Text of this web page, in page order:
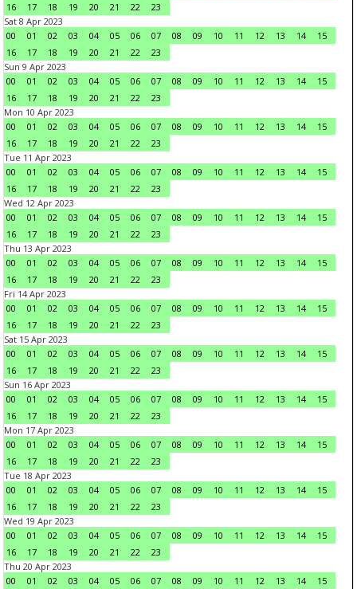
16
17 18 19 20 21 22
23
Sat 8 Apr 2023
00
01 02 03 04 05 06 07 08 09 10 11 12 13 14
15
16
17 18 19 20 21 22
23
Sun 9 Apr 2023
00
01 02 03 04 05 06 07 08 09 10 11 12 13 14
15
16
17 18 19 20 21 22
23
Mon 10 Apr 2023
00
01 02 03 04 05 06 07 08 09 10 11 12 13 14
15
16
17 18 19 20 21 22
23
Tue 11 Apr 2023
00
01 02 03 04 05 06 07 08 09 10 11 12 13 14
15
16
17 18 19 20 21 22
23
Wed 12 Apr 2023
00
01 02 03 04 05 06 07 08 09 10 11 12 13 14
15
16
17 18 19 20 21 22
23
Thu 13 Apr 2023
00
01 02 03 04 05 06 07 08 09 10 11 12 13 14
15
16
17 18 19 20 21 22
23
Fri 14 Apr 2023
00
01 02 03 04 05 06 07 08 09 10 11 12 13 14
15
16
17 18 19 20 21 22
23
Sat 15 Apr 2023
00
01 02 03 04 05 06 07 08 09 10 11 12 13 14
15
16
17 18 19 20 21 22
23
Sun 16 Apr 2023
00
01 02 03 04 05 06 07 08 09 10 11 12 13 14
15
16
17 18 19 20 21 22
23
Mon 17 Apr 2023
00
01 02 03 04 05 06 07 08 09 10 11 12 13 14
15
16
17 18 19 20 21 22
23
Tue 18 Apr 2023
00
01 02 03 04 05 06 07 08 09 10 11 12 13 14
15
16
17 18 19 20 21 22
23
Wed 19 Apr 2023
00
01 02 03 04 05 06 07 08 09 10 11 12 13 14
15
16
17 18 19 20 21 22
23
Thu 20 Apr 2023
00
01 02 03 04 05 06 07 08 09 10 11 12 13 14
15